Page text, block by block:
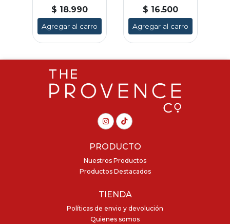
$ 18.990
Agregar al carro
$ 16.500
Agregar al carro
PRODUCTO
Nuestros Productos
Productos Destacados
TIENDA
Políticas de envio y devolución
Quienes somos